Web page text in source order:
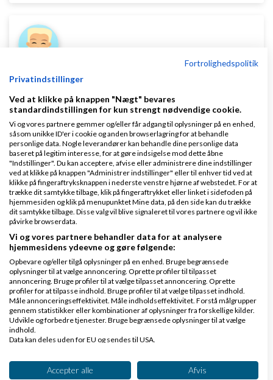
ali2500 Skrevet
Jeg kunne være intresseret i jeansne send evn en
privat beskedmed model antal og priser
Svar
Jørn Skaarup ChristiansenSkrevet10-08-2012kl.
10:36
Fortrolighedspolitik
Privatindstillinger
Ved at klikke på knappen "Nægt" bevares
standardindstillingen for kun strengt nødvendige cookie.
Vi og vores partnere gemmer og/eller får adgang til oplysninger på en enhed,
såsom unikke ID'er i cookie og anden browserlagring for at behandle
personlige data. Nogle leverandører kan behandle dine personlige data
baseret på legitim interesse, for at gøre indsigelse mod dette åbne
"Indstillinger". Du kan acceptere, afvise eller administrere dine indstillinger
ved at klikke på knappen "Administrer indstillinger" eller til enhver tid ved at
klikke på fingeraftryksknappen i nederste venstre hjørne af webstedet. For at
trække dit samtykke tilbage, klik på fingeraftrykket eller linket i sidefoden på
hjemmesiden og klik på menupunktet Mine data, på den side kan du trække
dit samtykke tilbage. Disse valg vil blive signaleret til vores partnere og vil ikke
påvirke browserdata.
Vi og vores partnere behandler data for at analysere
hjemmesidens ydeevne og gøre følgende:
Opbevare og/eller tilgå oplysninger på en enhed. Bruge begrænsede
oplysninger til at vælge annoncering. Oprette profiler til tilpasset
annoncering. Bruge profiler til at vælge tilpasset annoncering. Oprette
profiler for at tilpasse indhold. Bruge profiler til at vælge tilpasset indhold.
Måle annonceringseffektivitet. Måle indholdseffektivitet. Forstå målgrupper
gennem statistikker eller kombinationer af oplysninger fra forskellige kilder.
Udvikle og forbedre tjenester. Bruge begrænsede oplysninger til at vælge
indhold.
Data kan deles uden for EU og sendes til USA.
Se partnerliste (2 IAB-leverandører)
Accepter alle Afvis